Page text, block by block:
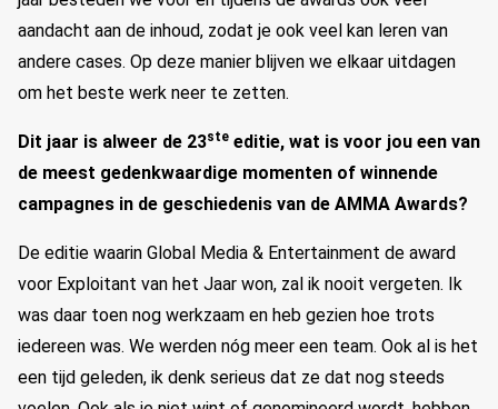
aandacht aan de inhoud, zodat je ook veel kan leren van
andere cases. Op deze manier blijven we elkaar uitdagen
om het beste werk neer te zetten.
Dit jaar is alweer de 23ste editie, wat is voor jou een van
de meest gedenkwaardige momenten of winnende
campagnes in de geschiedenis van de AMMA Awards?
De editie waarin Global Media & Entertainment de award
voor Exploitant van het Jaar won, zal ik nooit vergeten. Ik
was daar toen nog werkzaam en heb gezien hoe trots
iedereen was. We werden nóg meer een team. Ook al is het
een tijd geleden, ik denk serieus dat ze dat nog steeds